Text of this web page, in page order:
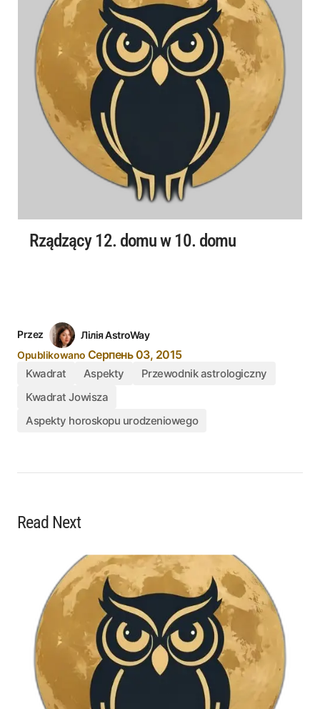
Rządzący 12. domu w 10. domu
Przez
Лілія AstroWay
Opublikowano Серпень 03, 2015
Kwadrat Aspekty
Przewodnik astrologiczny
Kwadrat Jowisza
Aspekty horoskopu urodzeniowego
Read Next